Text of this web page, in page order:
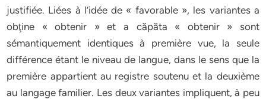
justifiée. Liées à l’idée de « favorable », les variantes a
obţine « obtenir » et a căpăta « obtenir » sont
sémantiquement identiques à première vue, la seule
différence étant le niveau de langue, dans le sens que la
première appartient au registre soutenu et la deuxième
au langage familier. Les deux variantes impliquent, à peu